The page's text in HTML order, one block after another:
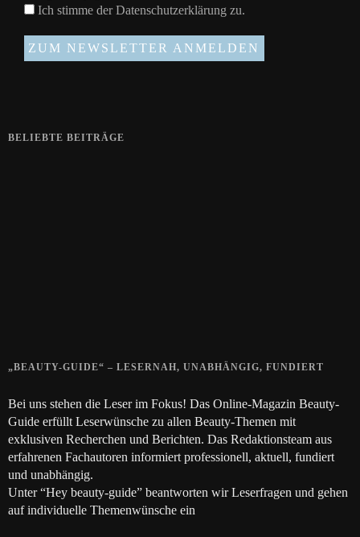
Ich stimme derDatenschutzerklärung zu.
BELIEBTE BEITRÄGE
„BEAUTY-GUIDE“ – LESERNAH, UNABHÄNGIG, FUNDIERT
Bei uns stehen die Leser im Fokus! Das Online-Magazin Beauty-
Guide erfüllt Leserwünsche zu allen Beauty-Themen mit
exklusiven Recherchen und Berichten. Das Redaktionsteam aus
erfahrenen Fachautoren informiert professionell, aktuell, fundiert
und unabhängig.
Unter “Hey beauty-guide” beantworten wir Leserfragen und gehen
auf individuelle Themenwünsche ein